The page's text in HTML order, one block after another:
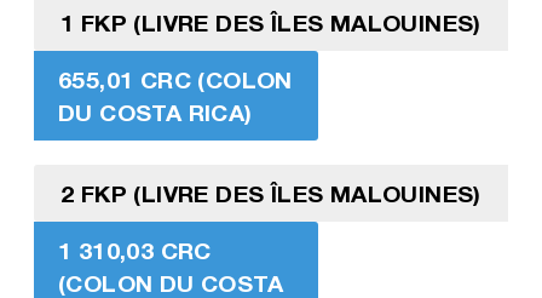
1 FKP (LIVRE DES ÎLES MALOUINES)
655,01 CRC (COLON
DU COSTA RICA)
2 FKP (LIVRE DES ÎLES MALOUINES)
1 310,03 CRC
(COLON DU COSTA